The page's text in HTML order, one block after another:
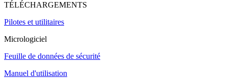
TÉLÉCHARGEMENTS
Pilotes et utilitaires
Micrologiciel
Feuille de données de sécurité
Manuel d'utilisation